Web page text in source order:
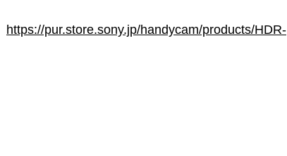
https://pur.store.sony.jp/handycam/products/HDR-